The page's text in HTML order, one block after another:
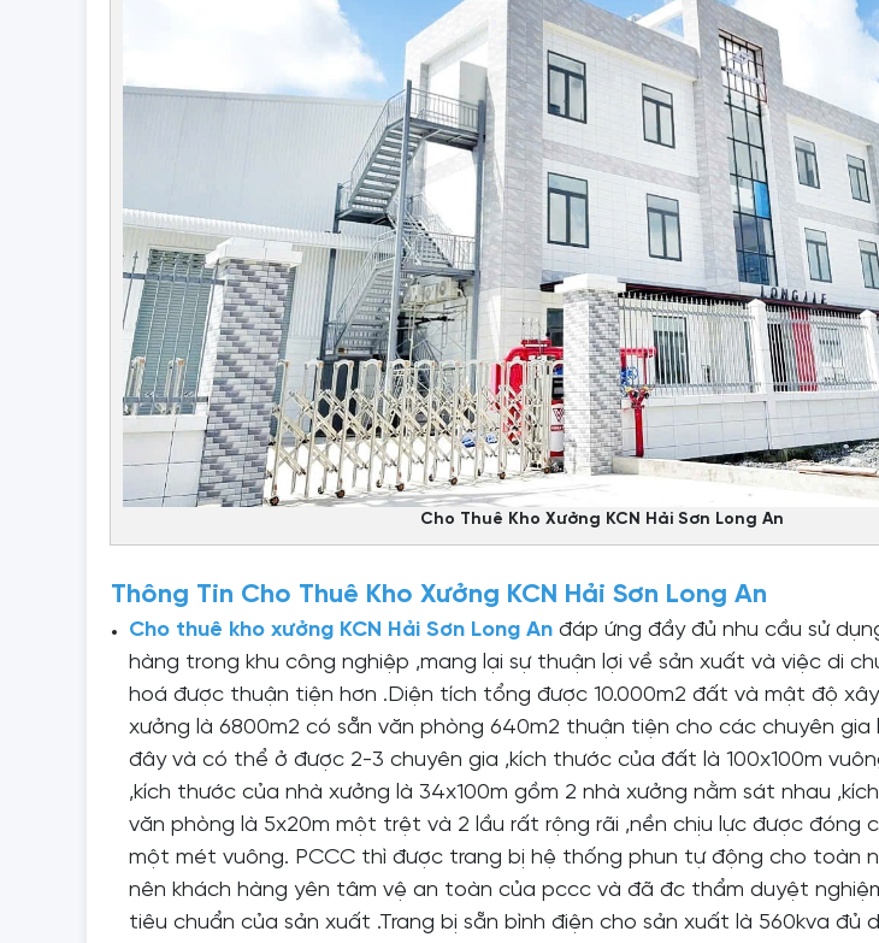
Cho Thuê Kho Xưởng KCN Hải Sơn Long An
Thông Tin Cho Thuê Kho Xưởng KCN Hải Sơn Long An
Cho thuê kho xưởng KCN Hải Sơn Long An đáp ứng đầy đủ nhu cầu sử
hàng trong khu công nghiệp ,mang lại sự thuận lợi về sản xuất và việc di
hoá được thuận tiện hơn .Diện tích tổng được 10.000m2 đất và mật độ
xưởng là 6800m2 có sẵn văn phòng 640m2 thuận tiện cho các chuyên gia
đây và có thể ở được 2-3 chuyên gia ,kích thước của đất là 100x100m
,kích thước của nhà xưởng là 34x100m gồm 2 nhà xưởng nằm sát nhau
văn phòng là 5x20m một trệt và 2 lầu rất rộng rãi ,nền chịu lực được đóng
một mét vuông. PCCC thì được trang bị hệ thống phun tự động cho toàn
nên khách hàng yên tâm vệ an toàn của pccc và đã đc thẩm duyệt
tiêu chuẩn của sản xuất .Trang bị sẵn bình điện cho sản xuất là 560kva đủ